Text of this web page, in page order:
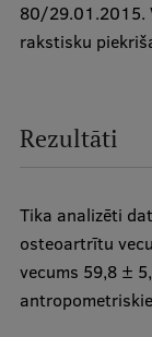
80/29.01.2015.
rakstisku
Rezultāti
Tika analizēti
osteoartrītu
vecums 59,8 ±